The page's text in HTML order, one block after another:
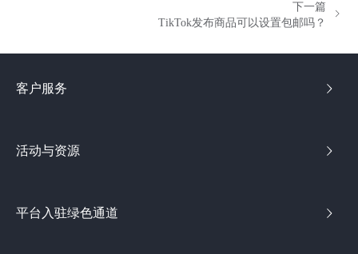
下一篇
TikTok发布商品可以设置包邮吗？
客户服务
活动与资源
平台入驻绿色通道